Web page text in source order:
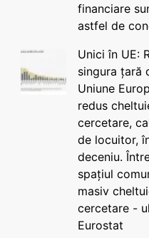
financiare
astfel de
Unici în UE:
singura țară
Uniune
redus
cercetare,
de locuitor,
deceniu.
spațiul
masiv
cercetare -
Eurostat